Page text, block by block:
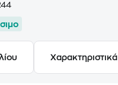
Χαρακτηριστικά